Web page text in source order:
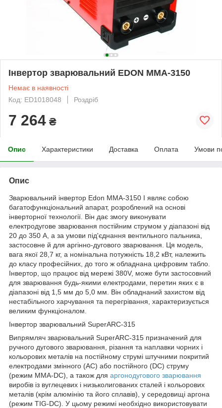
Інвертор зварювальний EDON MMA-3150
Немає в наявності
Код: ED1018048
Роздріб
7 264 ₴
Опис Характеристики Доставка Оплата Умови
Опис
Зварювальний інвертор Edon MMA-3150 I являє собою
багатофункціональний апарат, розроблений на основі
інверторної технології. Він дає змогу виконувати
електродугове зварювання постійним струмом у діапазоні від
20 до 350 А, а за умови під'єднання вентильного пальника,
застосовне й для аргінно-дугового зварювання. Ця модель,
вага якої 28,7 кг, а номінальна потужність 18,2 кВт, належить
до класу професійних, до того ж обладнана цифровим табло.
Інвертор, що працює від мережі 380V, може бути застосовний
для зварювання будь-якими електродами, перетин яких є в
діапазоні від 1,5 мм до 5,0 мм. Він обладнаний захистом від
нестабільного харчування та перегрівання, характеризується
великим функціоналом.
Інвертор зварювальний SuperARC-315
Випрямляч зварювальний SuperARC-315 призначений для
ручного дугового зварювання, різання та наплавки чорних і
кольорових металів на постійному струмі штучними покритий
електродами змінного (AC) або постійного (DC) струму
(режим MMA-DC), а також для аргонодугового зварювання
виробів із вуглецевих і низьколигованих сталей і кольорових
металів (крім алюмінію та його сплавів), у середовищі аргона
(режим TIG-DC). У цьому режимі необхідно використовувати